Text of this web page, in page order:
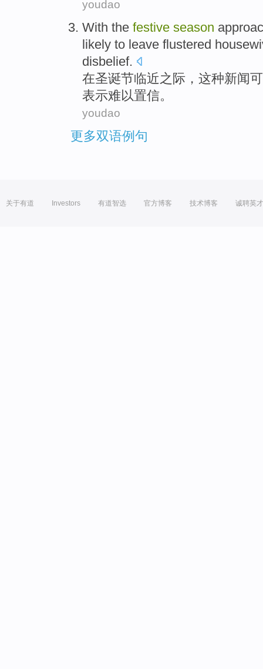
youdao
With the festive season
likely to leave flustered
disbelief.
在圣诞节临近之际 ， 这种新闻
表示难以置信。
youdao
更多双语例句
关于有道 Investors 有道智选 官方博客 技术博客 诚聘英才